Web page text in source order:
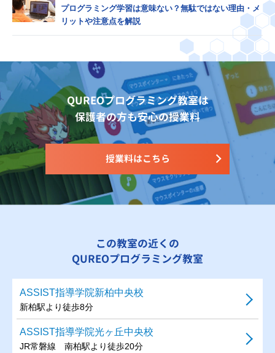
プログラミング学習は意味ない？無駄ではない理由・メ
リットや注意点を解説
QUREOプログラミング教室は
保護者の方も安心の授業料
授業料はこちら
この教室の近くの
QUREOプログラミング教室
ASSIST指導学院新柏中央校
新柏駅より徒歩8分
ASSIST指導学院光ヶ丘中央校
JR常磐線 南柏駅より徒歩20分